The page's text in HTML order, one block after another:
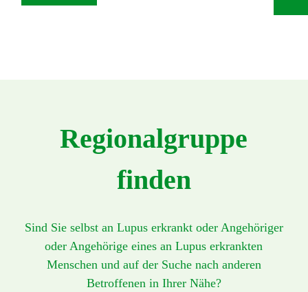
Regionalgruppe
finden
Sind Sie selbst an Lupus erkrankt oder Angehöriger
oder Angehörige eines an Lupus erkrankten
Menschen und auf der Suche nach anderen
Betroffenen in Ihrer Nähe?